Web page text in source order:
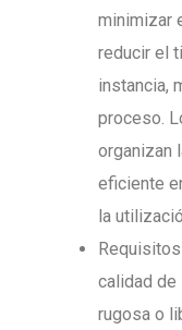
minimizar
reducir el
instancia,
proceso.
organizan
eficiente
la
calidad de
rugosa o